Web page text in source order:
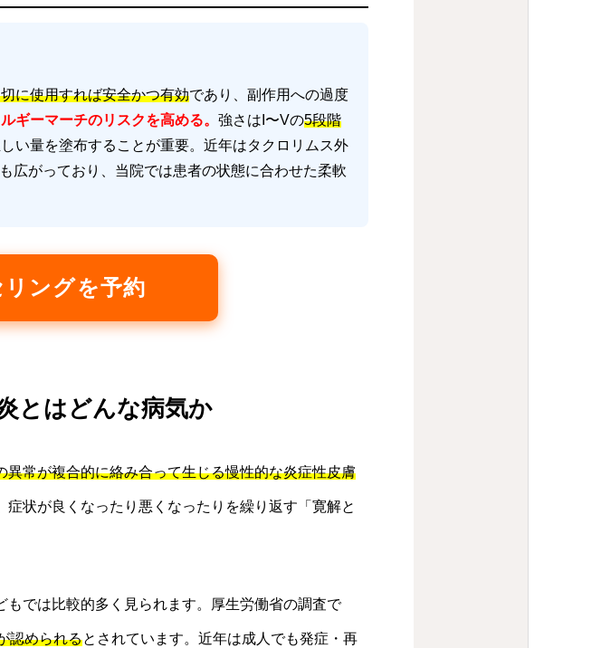
に使用すれば安全かつ有効であり、副作用への過度
ギーマーチのリスクを高める。 強さはI〜Vの5段階
い量を塗布することが重要。近年はタクロリムス外
広がっており、当院では患者の状態に合わせた柔軟
ングを予約
とはどんな病気か
常が複合的に絡み合って生じる慢性的な炎症性皮膚
状が良くなったり悪くなったりを繰り返す「寛解と
では比較的多く見られます。厚生労働省の調査で
認められるとされています。近年は成人でも発症・再